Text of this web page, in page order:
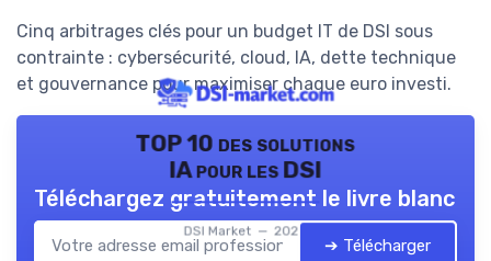
Cinq arbitrages clés pour un budget IT de DSI sous
contrainte : cybersécurité, cloud, IA, dette technique
et gouvernance pour maximiser chaque euro investi.
TOP 10 des solutions
IA pour les DSI
DSI Market — 2026
Téléchargez gratuitement le livre blanc
➔ Télécharger